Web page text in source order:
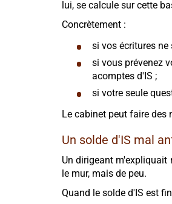
lui, se calcule sur cette
Concrètement :
si vos écritures ne
si vous prévenez
acomptes d'IS ;
si votre seule
Le cabinet peut faire des
Un solde d'IS mal
Un dirigeant m'expliquait
le mur, mais de peu.
Quand le solde d'IS est